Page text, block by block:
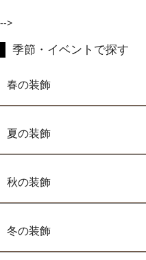
-->
季節・イベントで探す
春の装飾
夏の装飾
秋の装飾
冬の装飾